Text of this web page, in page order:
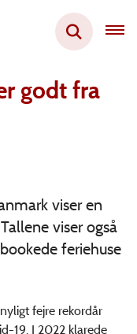
godt fra
viser en
viser også
feriehuse
fejre rekordår
19. I 2022 klarede